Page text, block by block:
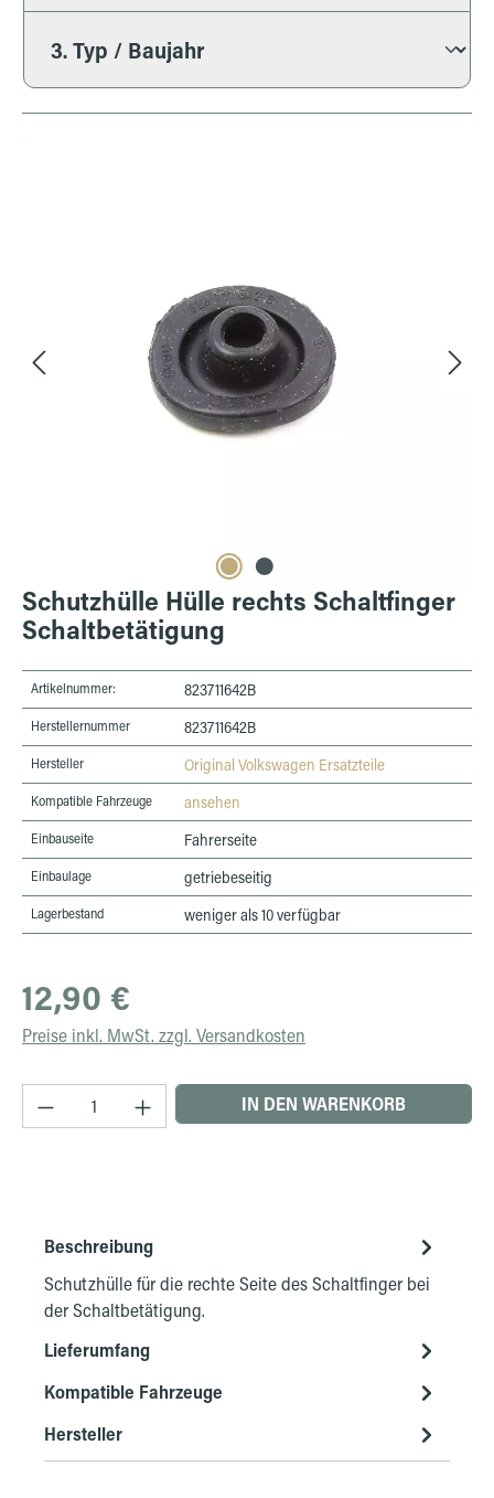
Schutzhülle Hülle rechts Schaltfinger
Schaltbetätigung
Artikelnummer: 823711642B
Herstellernummer 823711642B
Hersteller Original Volkswagen Ersatzteile
Kompatible Fahrzeuge ansehen
Einbauseite Fahrerseite
Einbaulage getriebeseitig
Lagerbestand weniger als 10 verfügbar
Regulärer Preis:
12,90 €
Preise inkl. MwSt. zzgl. Versandkosten
Produkt Anzahl: Gib den gewünschten Wert
IN DEN WARENKORB
Beschreibung
Schutzhülle für die rechte Seite des Schaltfinger bei
der Schaltbetätigung.
Lieferumfang
Kompatible Fahrzeuge
Hersteller